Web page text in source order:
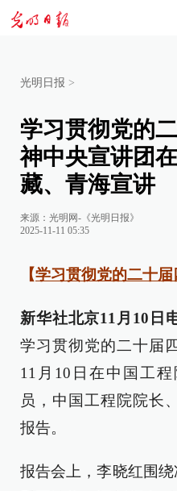
光明日报 >
学习贯彻党的
神中央宣讲团
藏、青海宣讲
来源： 光明网-《光明日报》
2025-11-11 05:35
【学习贯彻党的二十
新华社北京11月10日
学习贯彻党的二十届
11月10日在中国工
员，中国工程院院长
报告。
报告会上，李晓红围